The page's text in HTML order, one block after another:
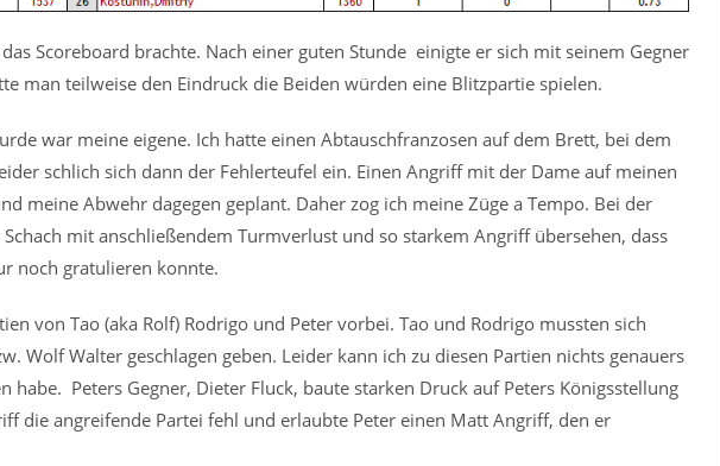
Scoreboard brachte. Nach einer guten Stunde einigte er sich mit seinem Gegner
man teilweise den Eindruck die Beiden würden eine Blitzpartie spielen.
war meine eigene. Ich hatte einen Abtauschfranzosen auf dem Brett, bei dem
schlich sich dann der Fehlerteufel ein. Einen Angriff mit der Dame auf meinen
meine Abwehr dagegen geplant. Daher zog ich meine Züge a Tempo. Bei der
mit anschließendem Turmverlust und so starkem Angriff übersehen, dass
noch gratulieren konnte.
von Tao (aka Rolf) Rodrigo und Peter vorbei. Tao und Rodrigo mussten sich
Wolf Walter geschlagen geben. Leider kann ich zu diesen Partien nichts genauers
habe. Peters Gegner, Dieter Fluck, baute starken Druck auf Peters Königsstellung
die angreifende Partei fehl und erlaubte Peter einen Matt Angriff, den er